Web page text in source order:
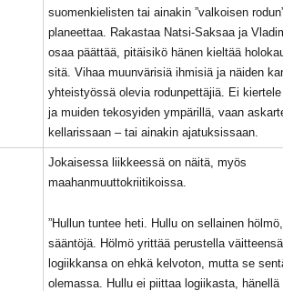
suomenkielisten tai ainakin ”valkoisen
planeettaa. Rakastaa Natsi-Saksaa ja
osaa päättää, pitäisikö hänen kieltää
sitä. Vihaa muunvärisiä ihmisiä ja näiden
yhteistyössä olevia rodunpettäjiä. Ei
ja muiden tekosyiden ympärillä, vaan
kellarissaan – tai ainakin ajatuksissaan.
Jokaisessa liikkeessä on näitä, myös
maahanmuuttokriitikoissa.
”Hullun tuntee heti. Hullu on sellainen
sääntöjä. Hölmö yrittää perustella
logiikkansa on ehkä kelvoton, mutta se
olemassa. Hullu ei piittaa logiikasta, hänellä